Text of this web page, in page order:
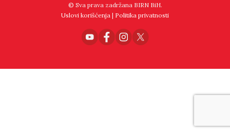
© Sva prava zadržana BIRN BiH.
Uslovi korišćenja | Politika privatnosti